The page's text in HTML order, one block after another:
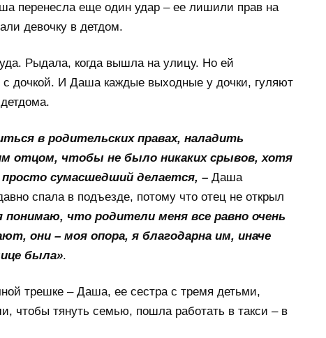
перенесла еще один удар – ее лишили прав на
девочку в детдом.
Рыдала, когда вышла на улицу. Но ей
с дочкой. И Даша каждые выходные у дочки, гуляют
в родительских правах, наладить
отцом, чтобы не было никаких срывов, хотя
просто сумасшедший делается, – Даша
спала в подъезде, потому что отец не открыл
понимаю, что родители меня все равно очень
они – моя опора, я благодарна им, иначе
была».
трешке – Даша, ее сестра с тремя детьми,
чтобы тянуть семью, пошла работать в такси – в